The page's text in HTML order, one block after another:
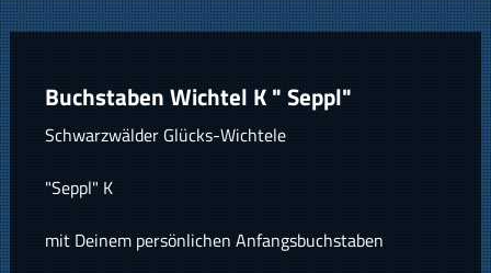
Buchstaben Wichtel K " Seppl"
Schwarzwälder Glücks-Wichtele
"Seppl" K
mit Deinem persönlichen Anfangsbuchstaben